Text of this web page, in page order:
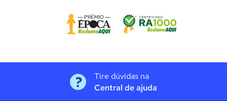
Tire dúvidas na
Central de ajuda